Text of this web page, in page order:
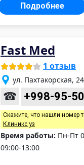
Подробнее
Fast Med
1 отзыв
ул. Пахтакорская,
☎ +998-95-
Скажите, что нашли номер
Клиникс уз
Время работы: Пн-Пт
09:00-13:00